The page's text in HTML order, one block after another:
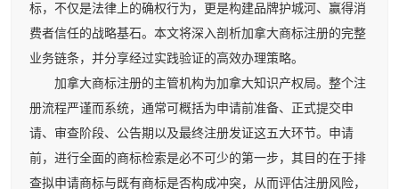
标，不仅是法律上的确权行为，更是构建品牌护城河、赢得消
费者信任的战略基石。本文将深入剖析加拿大商标注册的完整
业务链条，并分享经过实践验证的高效办理策略。
加拿大商标注册的主管机构为加拿大知识产权局。整个注
册流程严谨而系统，通常可概括为申请前准备、正式提交申
请、审查阶段、公告期以及最终注册发证这五大环节。申请
前，进行全面的商标检索是必不可少的第一步，其目的在于排
查拟申请商标与既有商标是否构成冲突，从而评估注册风险，